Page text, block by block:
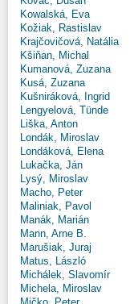
Kowalská, Eva
Kožiak, Rastislav
Krajčovičová, Natália
Kšiňan, Michal
Kumanová, Zuzana
Kusá, Zuzana
Kušniráková, Ingrid
Lengyelová, Tünde
Liška, Anton
Londák, Miroslav
Londáková, Elena
Lukačka, Ján
Lysý, Miroslav
Macho, Peter
Maliniak, Pavol
Manák, Marián
Mann, Arne B.
Marušiak, Juraj
Matus, László
Michálek, Slavomír
Michela, Miroslav